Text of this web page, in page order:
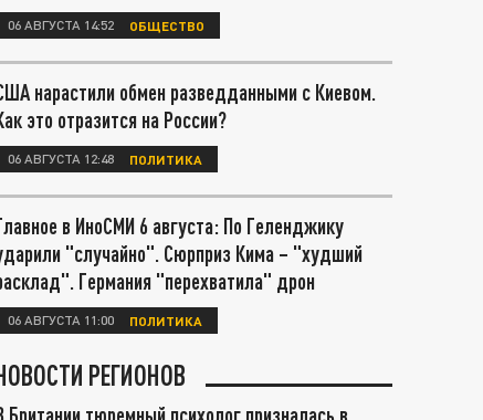
06 АВГУСТА 14:52 ОБЩЕСТВО
нарастили обмен разведданными с Киевом.
это отразится на России?
06 АВГУСТА 12:48 ПОЛИТИКА
в ИноСМИ 6 августа: По Геленджику
"случайно". Сюрприз Кима – "худший
Германия "перехватила" дрон
06 АВГУСТА 11:00 ПОЛИТИКА
РЕГИОНОВ